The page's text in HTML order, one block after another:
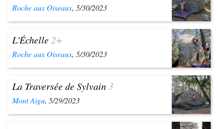
Roche aux Oiseaux, 5/30/2023
L'Échelle 2+
Roche aux Oiseaux, 5/30/2023
La Traversée de Sylvain3
Mont Aigu, 5/29/2023